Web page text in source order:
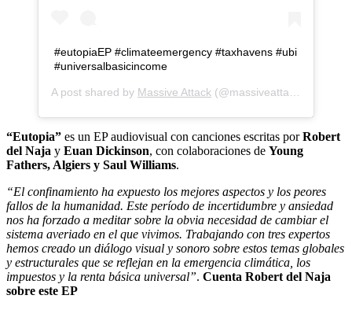
#eutopiaEP #climateemergency #taxhavens #ubi
#universalbasicincome
A post shared by Massive Attack (@massiveattackofficial) on
“Eutopia” es un EP audiovisual con canciones escritas porRobert
del Naja y Euan Dickinson, con colaboraciones de Young
Fathers, Algiers y Saul Williams.
“El confinamiento ha expuesto los mejores aspectos y los peores
fallos de la humanidad. Este período de incertidumbre y ansiedad
nos ha forzado a meditar sobre la obvia necesidad de cambiar el
sistema averiado en el que vivimos. Trabajando con tres expertos
hemos creado un diálogo visual y sonoro sobre estos temas globales
y estructurales que se reflejan en la emergencia climática, los
impuestos y la renta básica universal”. Cuenta Robert del Naja
sobre este EP